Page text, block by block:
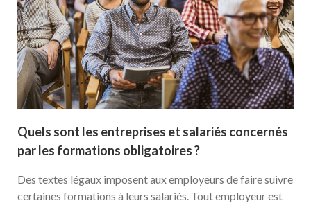
Quels sont les entreprises et salariés concernés
par les formations obligatoires ?
Des textes légaux imposent aux employeurs de faire suivre
certaines formations à leurs salariés. Tout employeur est